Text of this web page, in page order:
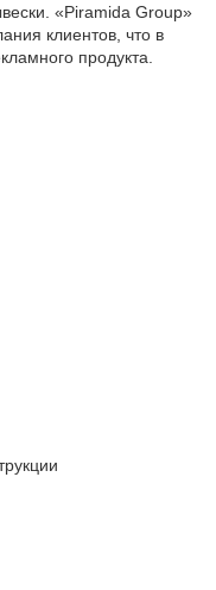
«Piramida Group»
клиентов, что в
продукта.